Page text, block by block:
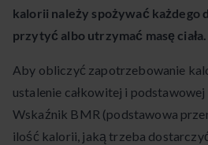
kalorii należy spożywać każdego
przytyć albo utrzymać masę ciała.
Aby obliczyć zapotrzebowanie
ustalenie całkowitej i
Wskaźnik BMR (podstawowa
ilość kalorii, jaką trzeba